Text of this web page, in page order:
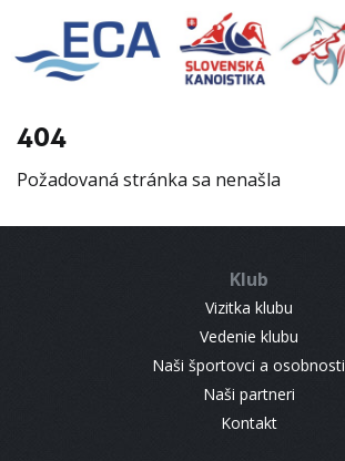
404
Požadovaná stránka sa nenašla
Klub
Vizitka klubu
Vedenie klubu
Naši športovci a osobnosti
Naši partneri
Kontakt
EURO 19
INFO
RESULTS
CONTACT